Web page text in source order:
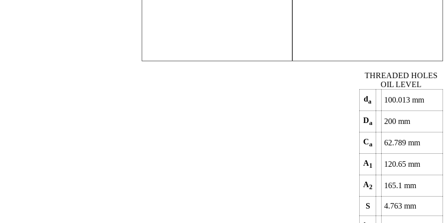
da 100.013 mm
Da 200 mm
Ca 62.789 mm
A1 120.65 mm
A2 165.1 mm
S 4.763 mm
THREADED HOLES
OIL LEVEL